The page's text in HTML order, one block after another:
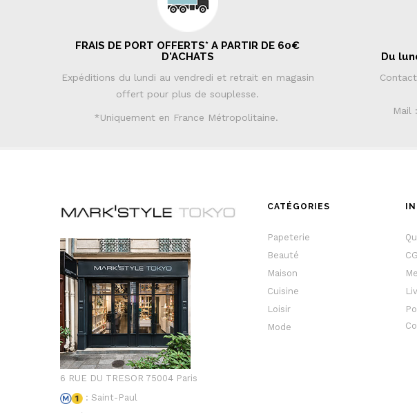
FRAIS DE PORT OFFERTS* A PARTIR DE 60€
D'ACHATS
Expéditions du lundi au vendredi et retrait en magasin
offert pour plus de souplesse.
*Uniquement en France Métropolitaine.
Du
Mail
6 RUE DU TRESOR 75004 Paris
: Saint-Paul
CATÉGORIES
Papeterie
Beauté
Maison
Cuisine
Loisir
Mode